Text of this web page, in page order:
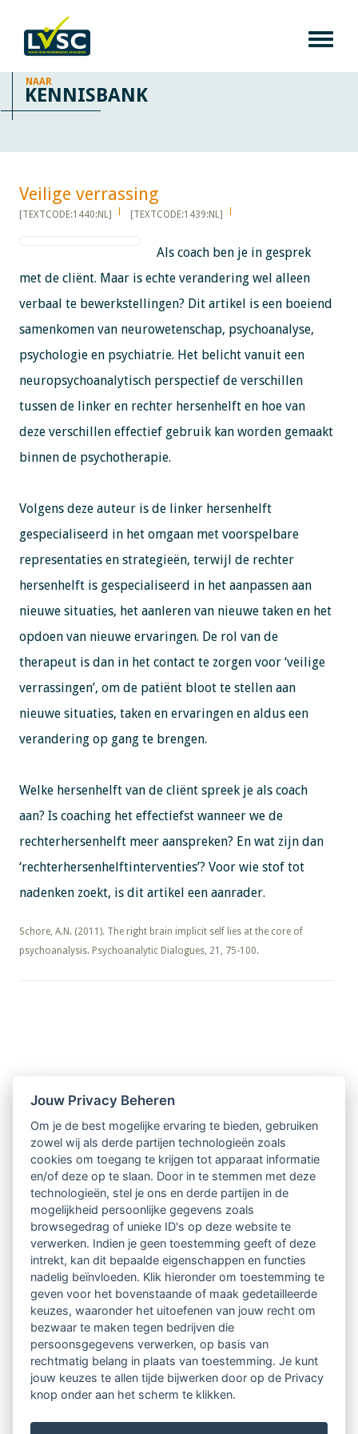
NAAR
KENNISBANK
Veilige verrassing​​​​​​
[TEXTCODE:1440:NL] [TEXTCODE:1439:NL]
Als coach ben je in gesprek
met de cliënt. Maar is echte verandering wel alleen
verbaal te bewerkstellingen? Dit artikel is een boeiend
samenkomen van neurowetenschap, psychoanalyse,
psychologie en psychiatrie. Het belicht vanuit een
neuropsychoanalytisch perspectief de verschillen
tussen de linker en rechter hersenhelft en hoe van
deze verschillen effectief gebruik kan worden gemaakt
binnen de psychotherapie.
Volgens deze auteur is de linker hersenhelft
gespecialiseerd in het omgaan met voorspelbare
representaties en strategieën, terwijl de rechter
hersenhelft is gespecialiseerd in het aanpassen aan
nieuwe situaties, het aanleren van nieuwe taken en het
opdoen van nieuwe ervaringen. De rol van de
therapeut is dan in het contact te zorgen voor ‘veilige
verrassingen’, om de patiënt bloot te stellen aan
nieuwe situaties, taken en ervaringen en aldus een
verandering op gang te brengen.
Welke hersenhelft van de cliënt spreek je als coach
aan? Is coaching het effectiefst wanneer we de
rechterhersenhelft meer aanspreken? En wat zijn dan
‘rechterhersenhelftinterventies’? Voor wie stof tot
nadenken zoekt, is dit artikel een aanrader.
​​​​​​​Schore, A.N. (2011). The right brain implicit self lies at the core of
psychoanalysis. Psychoanalytic Dialogues, 21, 75-100.
Nieuwsbrief
Ontvang 10 x per jaar de LVSC-
relatienieuwsbrief met o.a.:
vrij toegankelijke TsvB-artikelen
nieuws op het vlak van professioneel
begeleiden
informatie over LVSC-activiteiten
Aanmelden nieuwsbrief
Jouw Privacy Beheren
Om je de best mogelijke ervaring te bieden, gebruiken
zowel wij als derde partijen technologieën zoals
cookies om toegang te krijgen tot apparaat informatie
en/of deze op te slaan. Door in te stemmen met deze
technologieën, stel je ons en derde partijen in de
mogelijkheid persoonlijke gegevens zoals
browsegedrag of unieke ID's op deze website te
verwerken. Indien je geen toestemming geeft of deze
intrekt, kan dit bepaalde eigenschappen en functies
nadelig beïnvloeden. Klik hieronder om toestemming te
geven voor het bovenstaande of maak gedetailleerde
keuzes, waaronder het uitoefenen van jouw recht om
bezwaar te maken tegen bedrijven die
persoonsgegevens verwerken, op basis van
rechtmatig belang in plaats van toestemming. Je kunt
jouw keuzes te allen tijde bijwerken door op de Privacy
knop onder aan het scherm te klikken.